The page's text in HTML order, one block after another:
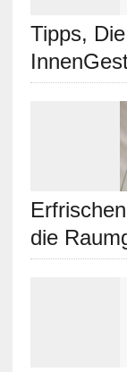
Tipps,
die